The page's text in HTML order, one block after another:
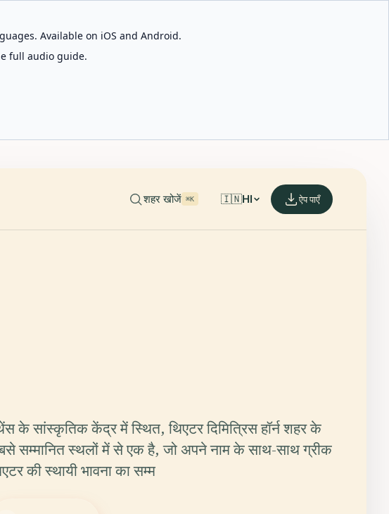
Available on iOS and Android.
full audio guide.
शहर खोजें ⌘K 🇮🇳HI ऐप पाएँ
के सांस्कृतिक केंद्र में स्थित, थिएटर दिमित्रिस हॉर्न शहर के
सम्मानित स्थलों में से एक है, जो अपने नाम के साथ-साथ ग्रीक
की स्थायी भावना का सम्म